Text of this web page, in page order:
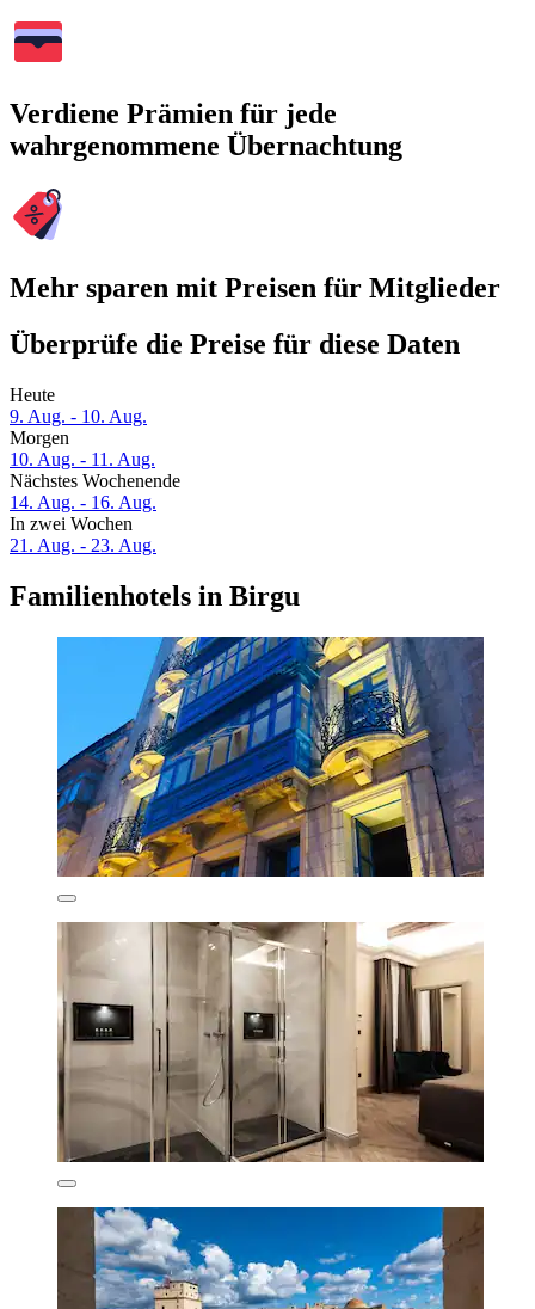
Verdiene Prämien für jede
wahrgenommene Übernachtung
Mehr sparen mit Preisen für Mitglieder
Überprüfe die Preise für diese Daten
Heute
9. Aug. - 10. Aug.
Morgen
10. Aug. - 11. Aug.
Nächstes Wochenende
14. Aug. - 16. Aug.
In zwei Wochen
21. Aug. - 23. Aug.
Familienhotels in Birgu